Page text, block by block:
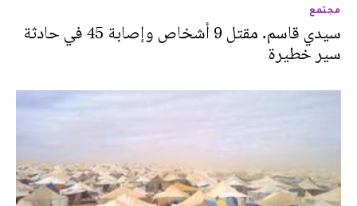
مجتمع
سيدي قاسم. مقتل 9 أشخاص وإصابة 45 في حادثة
سير خطيرة